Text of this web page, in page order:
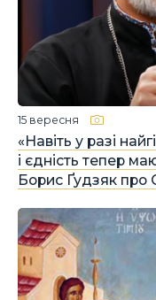
«Навіть у разі
і єдність тепер
Борис Ґудзяк про
15 вересня